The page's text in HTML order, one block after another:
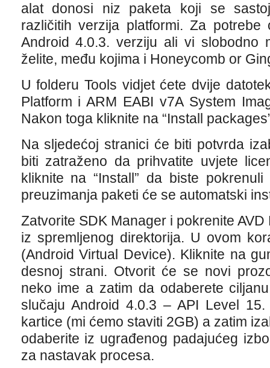
alat donosi niz paketa koji se
različitih verzija platformi. Za
Android 4.0.3. verziju ali vi slobodno
želite, među kojima i Honeycomb or
U folderu Tools vidjet ćete dvije
Platform i ARM EABI v7A System
Nakon toga kliknite na “Install
Na sljedećoj stranici će biti potvrda
biti zatraženo da prihvatite uvjete
kliknite na “Install” da biste
preuzimanja paketi će se automatski
Zatvorite SDK Manager i pokrenite
iz spremljenog direktorija. U ovom
(Android Virtual Device). Kliknite na
desnoj strani. Otvorit će se novi
neko ime a zatim da odaberete
slučaju Android 4.0.3 – API Level
kartice (mi ćemo staviti 2GB) a zatim
odaberite iz ugrađenog padajućeg
za nastavak procesa.